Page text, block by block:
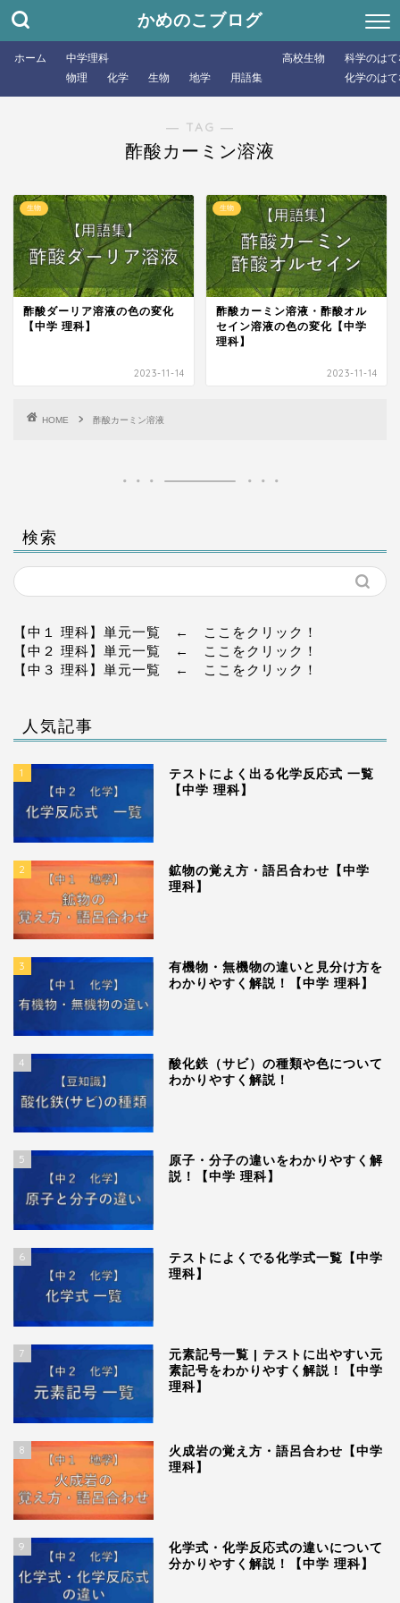
かめのこブログ
ホーム
中学理科
物理
化学 生物 地学 用語集
高校生物
科学のは
化学のは
― TAG ―
酢酸カーミン溶液
生物
酢酸ダーリア溶液の色の変化
【中学 理科】
2023-11-14
生物
酢酸カーミン溶液・酢酸オル
セイン溶液の色の変化【中学
理科】
2023-11-14
HOME 酢酸カーミン溶液
検索
【中１ 理科】単元一覧 ← ここをクリック！
【中２ 理科】単元一覧 ← ここをクリック！
【中３ 理科】単元一覧 ← ここをクリック！
人気記事
1
テストによく出る化学反応式 一覧
【中学 理科】
2
鉱物の覚え方・語呂合わせ【中学
理科】
3
有機物・無機物の違いと見分け方を
わかりやすく解説！【中学 理科】
4
酸化鉄（サビ）の種類や色について
わかりやすく解説！
5
原子・分子の違いをわかりやすく解
説！【中学 理科】
6
テストによくでる化学式一覧【中学
理科】
7
元素記号一覧 | テストに出やすい元
素記号をわかりやすく解説！【中学
理科】
8
火成岩の覚え方・語呂合わせ【中学
理科】
9
化学式・化学反応式の違いについて
分かりやすく解説！【中学 理科】